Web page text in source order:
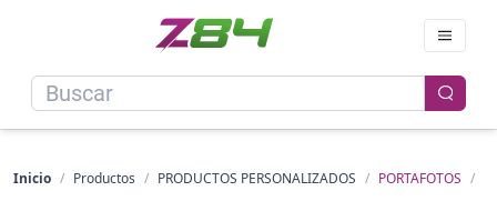
Inicio / Productos / PRODUCTOS PERSONALIZADOS / PORTAFOTOS /